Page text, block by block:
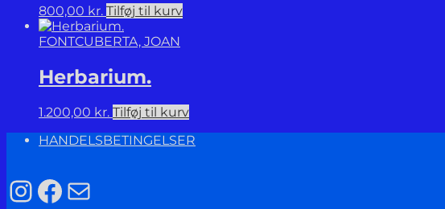
800,00 kr. Tilføj til kurv
FONTCUBERTA, JOAN
Herbarium.
1.200,00 kr. Tilføj til kurv
HANDELSBETINGELSER
Instagram
Facebook
Mail